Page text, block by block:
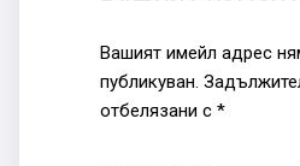
Вашият имейл адрес
публикуван.
отбелязани с *